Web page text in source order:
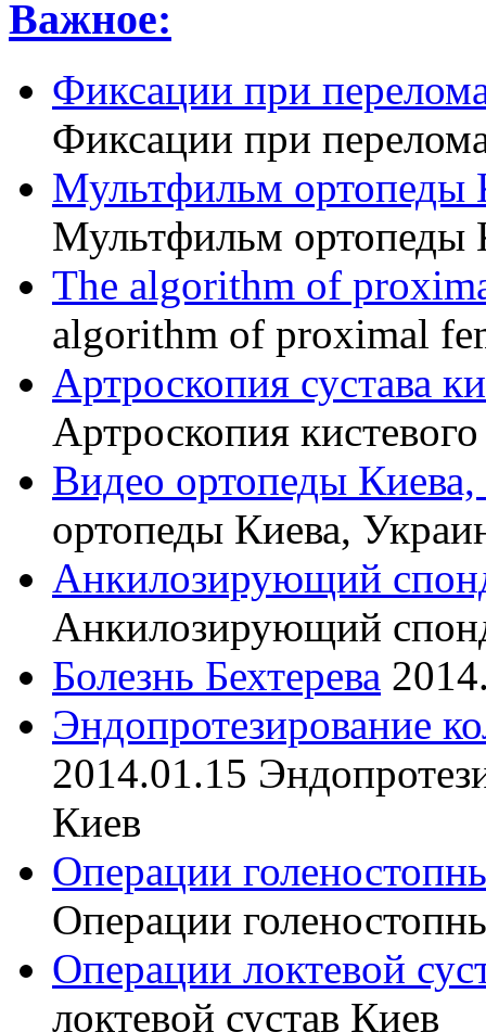
Важное:
Фиксации при
Фиксации при
Мультфильм ортопеды
Мультфильм ортопеды
The algorithm of
algorithm of proximal
Артроскопия сустава
Артроскопия
Видео ортопеды
ортопеды Киева,
Анкилозирующий
Анкилозирующий
Болезнь Бехтерева
Эндопротезирование
2014.01.15
Киев
Операции
Операции
Операции локтевой
локтевой сустав Киев